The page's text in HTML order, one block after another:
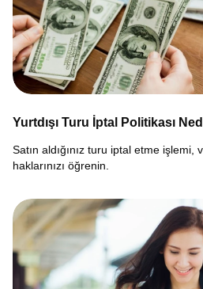
Yurtdışı Turu İptal Politikası
Satın aldığınız turu iptal etme
haklarınızı öğrenin.